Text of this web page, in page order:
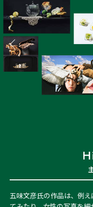
五味文彦氏の作品は、例